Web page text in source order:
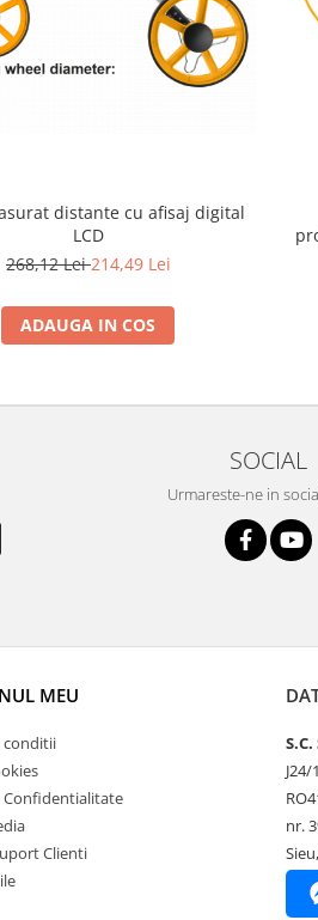
distante cu afisaj digital
LCD
268,12 Lei214,49 Lei
ADAUGA IN COS
SOCIAL
Urmareste-ne in
MEU
conditii
Confidentialitate
Clienti
S.C.
nr.